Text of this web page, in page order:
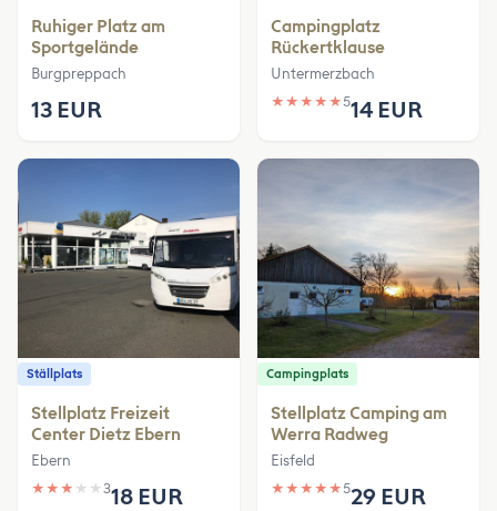
Ruhiger Platz am
Sportgelände
Burgpreppach
13 EUR
Campingplatz
Rückertklause
Untermerzbach
★ ★ ★ ★ ★514 EUR
Ställplats
Stellplatz Freizeit
Center Dietz Ebern
Ebern
★ ★ ★ ★ ★ 318 EUR
Campingplats
Stellplatz Camping am
Werra Radweg
Eisfeld
★ ★ ★ ★ ★529 EUR